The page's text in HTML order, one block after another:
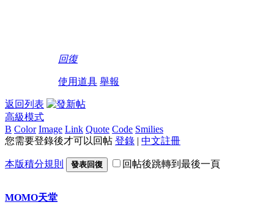
回復
使用道具 舉報
返回列表
高級模式
B Color Image Link Quote Code Smilies
您需要登錄後才可以回帖 登錄 | 中文註冊
本版積分規則 發表回復 回帖後跳轉到最後一頁
MOMO天堂